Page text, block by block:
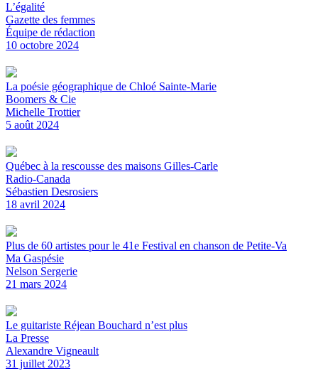
L’égalité
Gazette des femmes
Équipe de rédaction
10 octobre 2024
La poésie géographique de Chloé Sainte-Marie
Boomers & Cie
Michelle Trottier
5 août 2024
Québec à la rescousse des maisons Gilles-Carle
Radio-Canada
Sébastien Desrosiers
18 avril 2024
Plus de 60 artistes pour le 41e Festival en chanson de Petite-Va
Ma Gaspésie
Nelson Sergerie
21 mars 2024
Le guitariste Réjean Bouchard n’est plus
La Presse
Alexandre Vigneault
31 juillet 2023